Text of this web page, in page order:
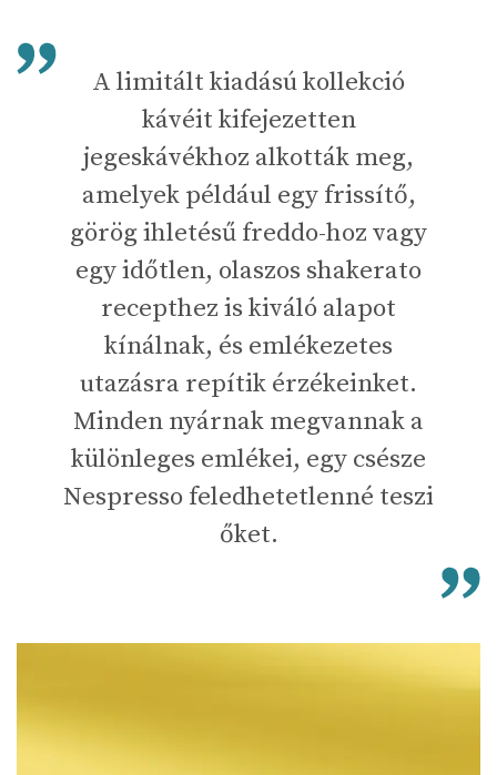
A limitált kiadású kollekció
kávéit kifejezetten
jegeskávékhoz alkották meg,
amelyek például egy frissítő,
görög ihletésű freddo-hoz vagy
egy időtlen, olaszos shakerato
recepthez is kiváló alapot
kínálnak, és emlékezetes
utazásra repítik érzékeinket.
Minden nyárnak megvannak a
különleges emlékei, egy csésze
Nespresso feledhetetlenné teszi
őket.